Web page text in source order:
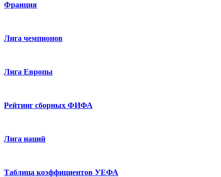
Франция
Лига чемпионов
Лига Европы
Рейтинг сборных ФИФА
Лига наций
Таблица коэффициентов УЕФА